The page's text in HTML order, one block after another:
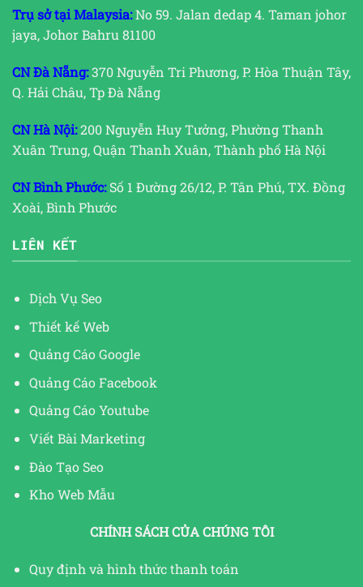
Trụ sở tại Malaysia:No 59. Jalan dedap 4. Taman johor
jaya, Johor Bahru 81100
CN Đà Nẵng:370 Nguyễn Tri Phương, P. Hòa Thuận Tây,
Q. Hải Châu, Tp Đà Nẵng
CN Hà Nội:200 Nguyễn Huy Tưởng, Phường Thanh
Xuân Trung, Quận Thanh Xuân, Thành phố Hà Nội
CN Bình Phước:Số 1 Đường 26/12, P. Tân Phú, TX. Đồng
Xoài, Bình Phước
LIÊN KẾT
Dịch Vụ Seo
Thiết kế Web
Quảng Cáo Google
Quảng Cáo Facebook
Quảng Cáo Youtube
Viết Bài Marketing
Đào Tạo Seo
Kho Web Mẫu
CHÍNH SÁCH CỦA CHÚNG TÔI
Quy định và hình thức thanh toán